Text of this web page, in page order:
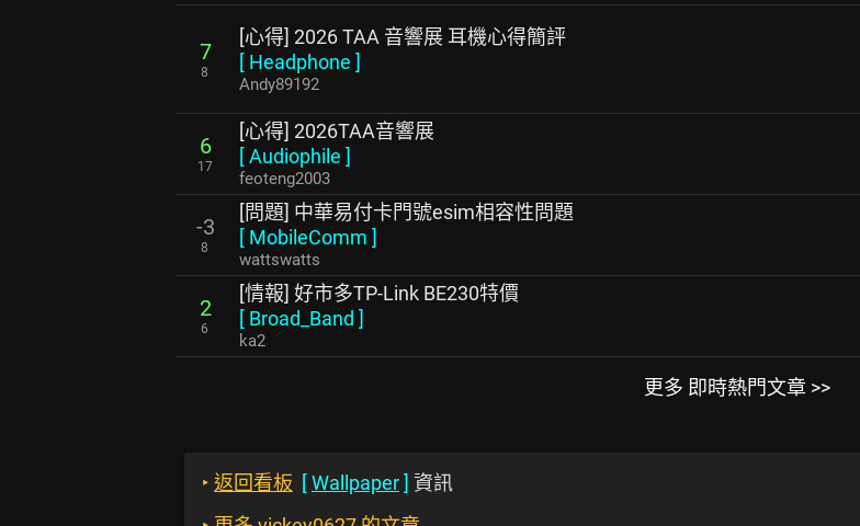
7
8
[心得] 2026 TAA 音響展 耳機心得簡評
[ Headphone ]
Andy89192
6
17
[心得] 2026TAA音響展
[Audiophile ]
feoteng2003
-3
8
[問題] 中華易付卡門號esim相容性問題
[ MobileComm ]
wattswatts
2
6
[情報] 好市多TP-Link BE230特價
[ Broad_Band ]
ka2
更多 即時熱門文章 >>
‣ 返回看板 [Wallpaper] 資訊